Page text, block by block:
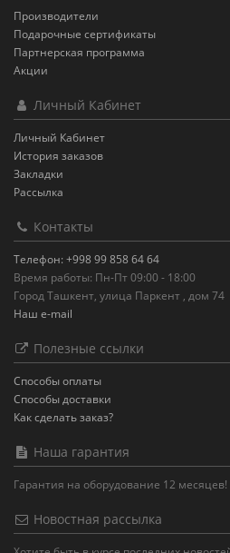
Производители
Подарочные сертификаты
Партнерская программа
Акции
Личный Кабинет
Личный Кабинет
История заказов
Закладки
Рассылка
Контакты
Телефон: +998 99 858 64 64
Время работы: Пн-Пт 09:00 - 18:00
Город Ташкент, улица Паркент , дом 74
Наш e-mail
Полезные ссылки
Способы оплаты
Способы доставки
Как сделать заказ?
Наша гарантия
Гарантия на оборудование 12 месяцев!
Новостная рассылка